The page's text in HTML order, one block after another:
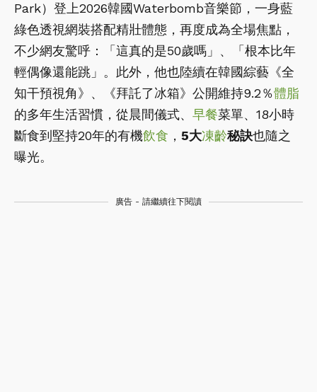
Park）登上2026韓國Waterbomb音樂節，一身藍
綠色透視網裝搭配精壯體態，再度成為全場焦點，
不少網友驚呼：「這真的是50歲嗎」、「根本比年
輕偶像還能跳」。此外，他也陸續在韓國綜藝《全
知干預視角》、《拜託了冰箱》公開維持9.2％體脂
的多年生活習慣，從晨間儀式、 早餐菜單、18小時
斷食到堅持20年的有機飲食 ， 5大凍齡秘訣也隨之
曝光。
廣告 - 請繼續往下閱讀